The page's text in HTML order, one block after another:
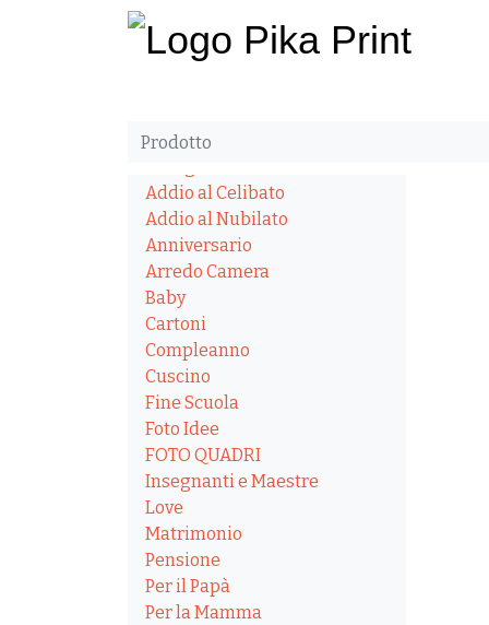
Tutte
Addio al Celibato
Addio al Nubilato
Anniversario
Arredo Camera
Baby
Cartoni
Compleanno
Cuscino
Fine Scuola
Foto Idee
FOTO QUADRI
Insegnanti e Maestre
Love
Matrimonio
Pensione
Per il Papà
Per la Mamma